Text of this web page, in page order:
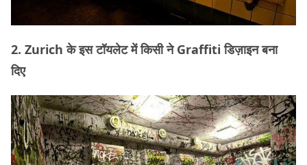
2. Zurich के इस टॉयलेट में किसी ने Graffiti डिज़ाइन बना
दिए